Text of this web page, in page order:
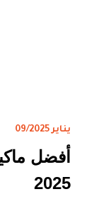
يناير 09/2025
أفضل
2025